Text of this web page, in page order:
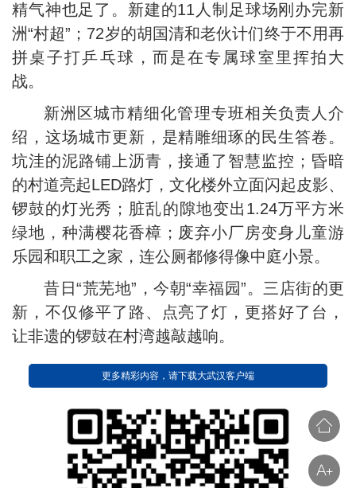
精气神也足了。新建的11人制足球场刚办完新
洲“村超”；72岁的胡国清和老伙计们终于不用再
拼桌子打乒乓球，而是在专属球室里挥拍大
战。
新洲区城市精细化管理专班相关负责人介
绍，这场城市更新，是精雕细琢的民生答卷。
坑洼的泥路铺上沥青，接通了智慧监控；昏暗
的村道亮起LED路灯，文化楼外立面闪起皮影、
锣鼓的灯光秀；脏乱的隙地变出1.24万平方米
绿地，种满樱花香樟；废弃小厂房变身儿童游
乐园和职工之家，连公厕都修得像中庭小景。
昔日“荒芜地”，今朝“幸福园”。三店街的更
新，不仅修平了路、点亮了灯，更搭好了台，
让非遗的锣鼓在村湾越敲越响。
更多精彩内容，请下载大武汉客户端